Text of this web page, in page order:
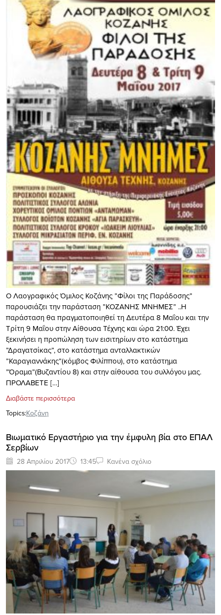
Ο Λαογραφικός Όμιλος Κοζάνης ”Φίλοι της Παράδοσης”
παρουσιάζει την παράσταση ”ΚΟΖΑΝΗΣ ΜΝΗΜΕΣ” ..Η
παράσταση θα πραγματοποιηθεί τη Δευτέρα 8 Μαΐου και την
Τρίτη 9 Μαΐου στην Αίθουσα Τέχνης και ώρα 21:00. Έχει
ξεκινήσει η προπώληση των εισιτηρίων στο κατάστημα
”Δραγατσίκας”, στο κατάστημα ανταλλακτικών
”Καραγιαννάκης”(κόμβος Φιλίππου), στο κατάστημα
”Όραμα”(Βυζαντίου 8) και στην αίθουσα του συλλόγου μας.
ΠΡΟΛΑΒΕΤΕ […]
Διαβάστε περισσότερα
Topics:Κοζάνη
Βιωματικό Εργαστήριο για την έμφυλη βία στο ΕΠΑΛ
Σερβίων
28 Απριλίου 2017 13:45 Κανένα σχόλιο